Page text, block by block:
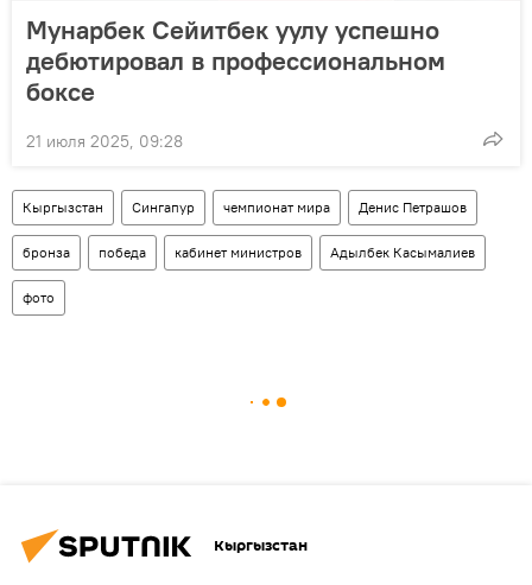
Мунарбек Сейитбек уулу успешно
дебютировал в профессиональном
боксе
21 июля 2025, 09:28
Кыргызстан Сингапур чемпионат мира Денис Петрашов
бронза победа кабинет министров Адылбек Касымалиев
фото
Кыргызстан